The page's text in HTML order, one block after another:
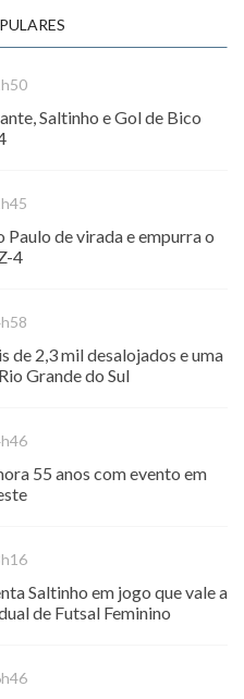
Saltinho e Gol de Bico
Paulo de virada e empurra o
4
de 2,3 mil desalojados e uma
Grande do Sul
55 anos com evento em
Saltinho em jogo que vale a
de Futsal Feminino